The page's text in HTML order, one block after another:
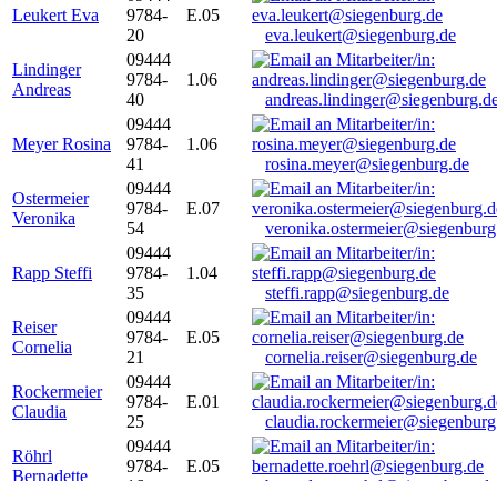
Leukert Eva
9784-
20
E.05
eva.leukert@siegenburg.de
Lindinger
Andreas
09444
9784-
40
1.06
Meyer Rosina
09444
9784-
41
1.06
rosina.meyer@siegenburg.de
Ostermeier
Veronika
09444
9784-
54
E.07
Rapp Steffi
09444
9784-
35
1.04
steffi.rapp@siegenburg.de
Reiser
Cornelia
09444
9784-
21
E.05
cornelia.reiser@siegenburg.de
Rockermeier
Claudia
09444
9784-
25
E.01
Röhrl
Bernadette
09444
9784-
E.05